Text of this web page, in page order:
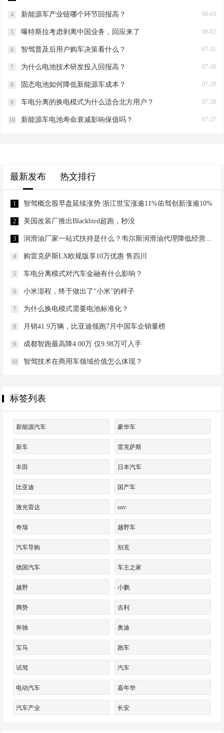
08-03
4 新能源车产业链哪个环节回报高？
08-02
5 曝特斯拉考虑剥离中国业务，回应来了
07-31
6 智驾普及后用户购车决策看什么？
07-30
7 为什么电池技术研发投入回报高？
07-29
8 固态电池如何降低新能源车成本？
07-28
9 车电分离的换电模式为什么适合北方用户？
07-27
10 新能源车电池寿命衰减影响保值吗？
最新发布 热文排行
1 智驾概念股早盘延续涨势 浙江世宝涨逾11%佑驾创新涨逾10%
2 美国改装厂推出Blackbird超跑，秒没
3 润滑油厂家一站式扶持是什么？韦尔斯润滑油代理降低经营门槛
4 购雷克萨斯LX欧规版享10万优惠 售四川
5 车电分离模式对汽车金融有什么影响？
6 小米澎程，终于做出了“小米”的样子
7 为什么换电模式需要电池标准化？
8 月销41.9万辆，比亚迪领跑7月中国车企销量榜
9 成都智跑最高降4.00万 仅9.98万可入手
10 智驾技术在商用车领域价值怎么体现？
标签列表
新能源汽车 豪华车
新车 雷克萨斯
丰田 日本汽车
比亚迪 国产车
激光雷达 suv
奇瑞 越野车
汽车导购 别克
德国汽车 车主之家
越野 小鹏
腾势 吉利
奔驰 奥迪
宝马 跑车
试驾 汽车
电动汽车 嘉年华
汽车产业 长安